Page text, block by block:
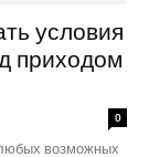
условия
приходом
0
возможных